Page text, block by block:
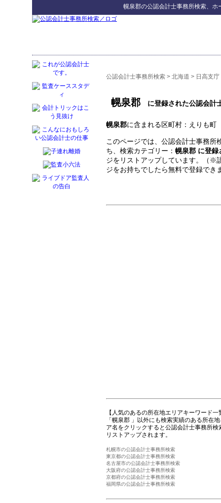
幌泉郡の公認会計士事務所検索、ホ
公認会計士事務所検索 > 北海道 > 日高支庁
幌泉郡 に登録された公認会計
幌泉郡に含まれる区町村：えりも町
このページでは、公認会計士事務所
ち、検索カテゴリー： 幌泉郡 に登録
ジをリストアップしています。（※
ジをお持ちでしたら無料で登録でき
【人気のあるの所在地エリアキーワード一
「幌泉郡 」以外にも検索実績のある所在
ア名をクリックすると公認会計士事務所
リストアップされます。
札幌市の公認会計士事務所検索
東京都の公認会計士事務所検索
名古屋市の公認会計士事務所検索
大阪府の公認会計士事務所検索
京都府の公認会計士事務所検索
福岡県の公認会計士事務所検索